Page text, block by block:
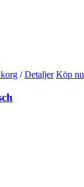
/ Detaljer Köp nu